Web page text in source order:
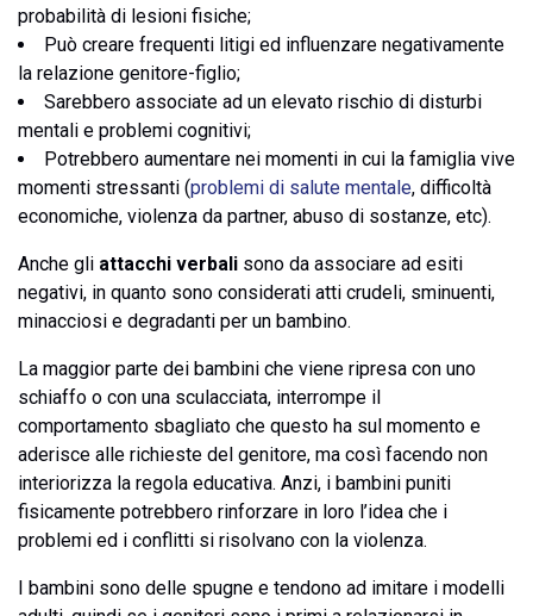
probabilità di lesioni fisiche;
Può creare frequenti litigi ed influenzare negativamente
la relazione genitore-figlio;
Sarebbero associate ad un elevato rischio di disturbi
mentali e problemi cognitivi;
Potrebbero aumentare nei momenti in cui la famiglia vive
momenti stressanti (problemi di salute mentale, difficoltà
economiche, violenza da partner, abuso di sostanze, etc).
Anche gli attacchi verbali sono da associare ad esiti
negativi, in quanto sono considerati atti crudeli, sminuenti,
minacciosi e degradanti per un bambino.
La maggior parte dei bambini che viene ripresa con uno
schiaffo o con una sculacciata, interrompe il
comportamento sbagliato che questo ha sul momento e
aderisce alle richieste del genitore, ma così facendo non
interiorizza la regola educativa. Anzi, i bambini puniti
fisicamente potrebbero rinforzare in loro l’idea che i
problemi ed i conflitti si risolvano con la violenza.
I bambini sono delle spugne e tendono ad imitare i modelli